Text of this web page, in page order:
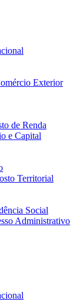
Exterior
de Renda
e Capital
Territorial
Social
Administrativo